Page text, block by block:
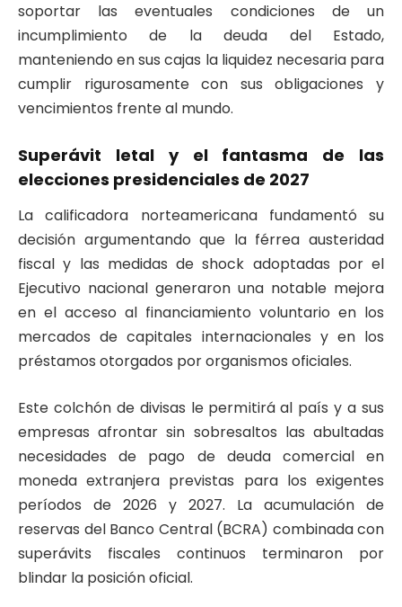
soportar las eventuales condiciones de un
incumplimiento de la deuda del Estado,
manteniendo en sus cajas la liquidez necesaria para
cumplir rigurosamente con sus obligaciones y
vencimientos frente al mundo.
Superávit letal y el fantasma de las
elecciones presidenciales de 2027
La calificadora norteamericana fundamentó su
decisión argumentando que la férrea austeridad
fiscal y las medidas de shock adoptadas por el
Ejecutivo nacional generaron una notable mejora
en el acceso al financiamiento voluntario en los
mercados de capitales internacionales y en los
préstamos otorgados por organismos oficiales.
Este colchón de divisas le permitirá al país y a sus
empresas afrontar sin sobresaltos las abultadas
necesidades de pago de deuda comercial en
moneda extranjera previstas para los exigentes
períodos de 2026 y 2027. La acumulación de
reservas del Banco Central (BCRA) combinada con
superávits fiscales continuos terminaron por
blindar la posición oficial.